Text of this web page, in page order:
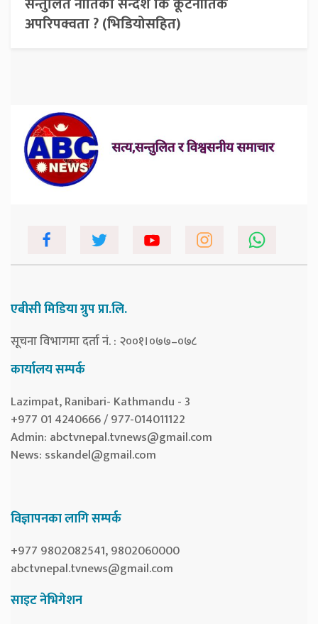
अपरिपक्वता ? (भिडियोसहित)
एबीसी मिडिया ग्रुप प्रा.लि.
सूचना विभागमा दर्ता नं. : २००१।०७७–०७८
कार्यालय सम्पर्क
Lazimpat, Ranibari- Kathmandu - 3
+977 01 4240666 / 977-014011122
Admin: abctvnepal.tvnews@gmail.com
News: sskandel@gmail.com
विज्ञापनका लागि सम्पर्क
+977 9802082541, 9802060000
abctvnepal.tvnews@gmail.com
साइट नेभिगेशन